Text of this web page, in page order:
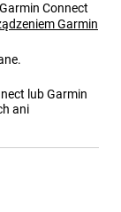
Garmin Connect
Garmin
lub Garmin
ani